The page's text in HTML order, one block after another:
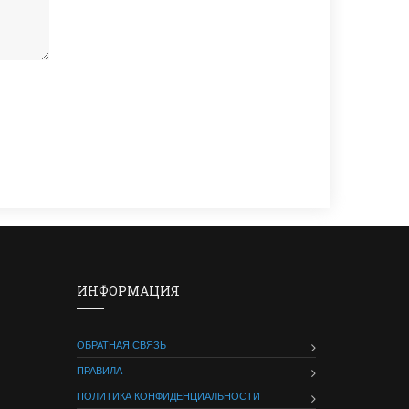
ИНФОРМАЦИЯ
ОБРАТНАЯ СВЯЗЬ
ПРАВИЛА
ПОЛИТИКА КОНФИДЕНЦИАЛЬНОСТИ